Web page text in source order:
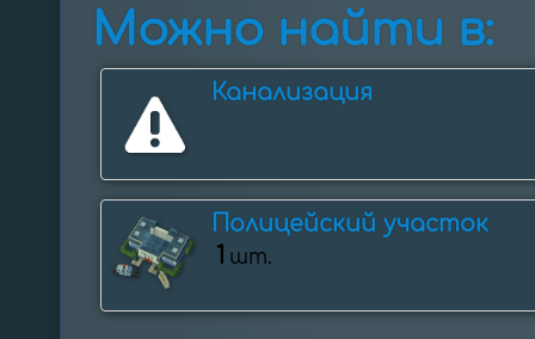
Можно найти в:
Канализация
Полицейский участок
1 шт.